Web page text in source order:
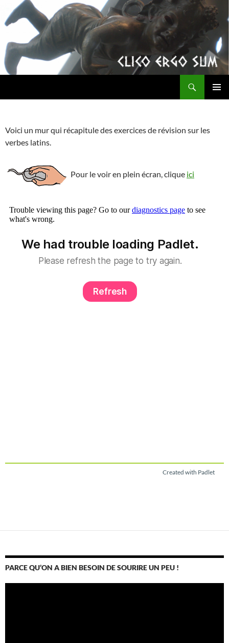
Aller
au
contenu
Voici un mur qui récapitule des exercices de révision sur les
verbes latins.
Pour le voir en plein écran, clique ici
Created with Padlet
PARCE QU’ON A BIEN BESOIN DE SOURIRE UN PEU !